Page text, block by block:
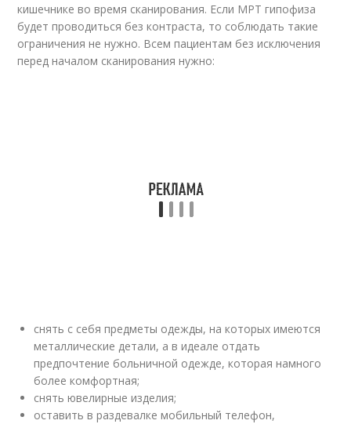
кишечнике во время сканирования. Если МРТ гипофиза
будет проводиться без контраста, то соблюдать такие
ограничения не нужно. Всем пациентам без исключения
перед началом сканирования нужно:
снять с себя предметы одежды, на которых имеются
металлические детали, а в идеале отдать
предпочтение больничной одежде, которая намного
более комфортная;
снять ювелирные изделия;
оставить в раздевалке мобильный телефон,